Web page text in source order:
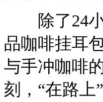
除了24小
品咖啡挂耳
与手冲咖啡
刻，“在路